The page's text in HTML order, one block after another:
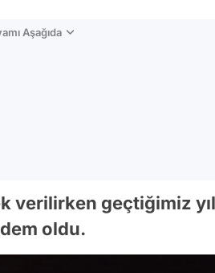
Aşağıda
verilirken geçtiğimiz
oldu.